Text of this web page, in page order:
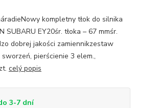
kompletny tłok do silnika
SUBARU EY20śr. tłoka – 67 mmśr.
dobrej jakości zamiennikzestaw
pierścienie 3 elem.,
celý popis
3-7 dní